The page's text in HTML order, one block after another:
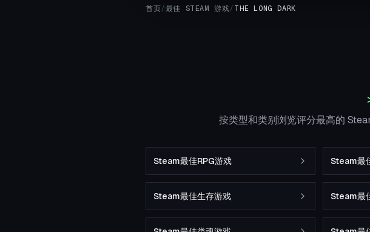
首页/最佳 STEAM 游戏/ THE LONG DARK
按类型和类别浏览评分最高的
Steam最佳RPG游戏 Steam最
Steam最佳生存游戏 Steam最